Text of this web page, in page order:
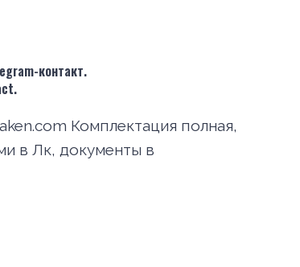
контакт.
Комплектация полная,
в Лк, документы в